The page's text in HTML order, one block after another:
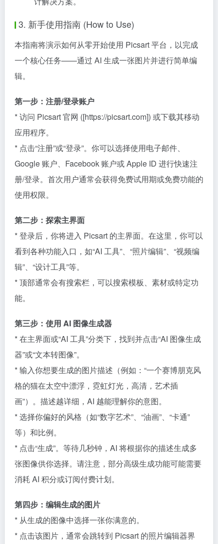
3. 新手使用指南 (How to Use)
本指南将演示如何从零开始使用 Picsart 平台，以完成
一个核心任务——通过 AI 生成一张图片并进行简单编
辑。
第一步：注册/登录账户
* 访问 Picsart 官网 ([https://picsart.com]) 或下载其移动
应用程序。
* 点击“注册”或“登录”。你可以选择使用电子邮件、
Google 账户、Facebook 账户或 Apple ID 进行快速注
册/登录。首次用户通常会获得免费试用期或免费功能的
使用权限。
第二步：探索主界面
* 登录后，你将进入 Picsart 的主界面。在这里，你可以
看到各种功能入口，如“AI 工具”、“照片编辑”、“视频编
辑”、“设计工具”等。
* 顶部通常会有搜索栏，可以搜索模板、素材或特定功
能。
第三步：使用 AI 图像生成器
* 在主界面或“AI 工具”分类下，找到并点击“AI 图像生成
器”或“文本转图像”。
* 输入你想要生成的图片描述（例如：“一个赛博朋克风
格的猫在太空中漂浮，霓虹灯光，高清，艺术插
画”）。描述越详细，AI 越能理解你的意图。
* 选择你偏好的风格（如“数字艺术”、“油画”、“卡通”
等）和比例。
* 点击“生成”。等待几秒钟，AI 将根据你的描述生成多
张图像供你选择。请注意，部分高级生成功能可能需要
消耗 AI 积分或订阅付费计划。
第四步：编辑生成的图片
* 从生成的图像中选择一张你满意的。
* 点击该图片，通常会跳转到 Picsart 的照片编辑器界